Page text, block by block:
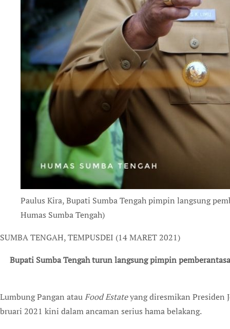
Paulus Kira, Bupati Sumba Tengah pimpin langsung
Humas Sumba Tengah)
SUMBA TENGAH, TEMPUSDEI (14 MARET 2021)
Bupati Sumba Tengah turun langsung pimpin
Lumbung Pangan atauFood Estateyang diresmikan Presiden
bruari 2021 kini dalam ancaman serius hama belakang.